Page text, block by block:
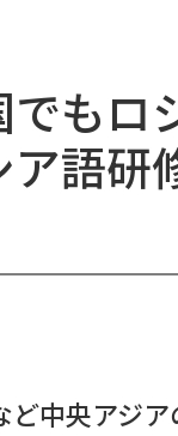
もロ
語研
中央アジ